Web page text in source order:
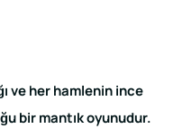
ve her hamlenin ince
bir mantık oyunudur.